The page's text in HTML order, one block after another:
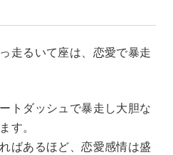
走るいて座は、恋愛で暴走
トダッシュで暴走し大胆な
す。
ばあるほど、恋愛感情は盛